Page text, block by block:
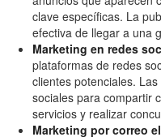
clave específicas. La
efectiva de llegar a una
Marketing en redes
plataformas de redes
clientes potenciales.
sociales para compartir
servicios y realizar
Marketing por correo